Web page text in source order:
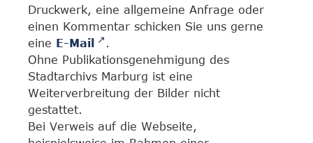
Druckwerk, eine allgemeine Anfrage oder
einen Kommentar schicken Sie uns gerne
eine E-Mail
.
Ohne Publikationsgenehmigung des
Stadtarchivs Marburg ist eine
Weiterverbreitung der Bilder nicht
gestattet.
Bei Verweis auf die Webseite,